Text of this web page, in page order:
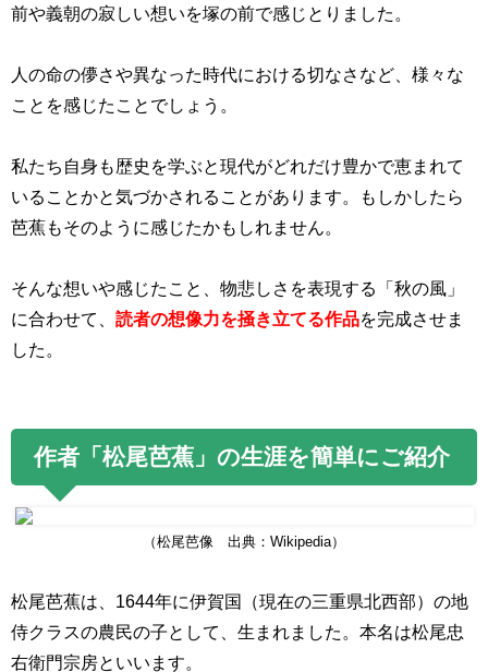
前や義朝の寂しい想いを塚の前で感じとりました。
人の命の儚さや異なった時代における切なさなど、様々な
ことを感じたことでしょう。
私たち自身も歴史を学ぶと現代がどれだけ豊かで恵まれて
いることかと気づかされることがあります。もしかしたら
芭蕉もそのように感じたかもしれません。
そんな想いや感じたこと、物悲しさを表現する「秋の風」
に合わせて、 読者の想像力を掻き立てる作品を完成させま
した。
作者「松尾芭蕉」の生涯を簡単にご紹介
（松尾芭像 出典：Wikipedia）
松尾芭蕉は、 1644年に伊賀国（現在の三重県北西部）の地
侍クラスの農民の子として、生まれました。本名は松尾忠
右衛門宗房といいます。